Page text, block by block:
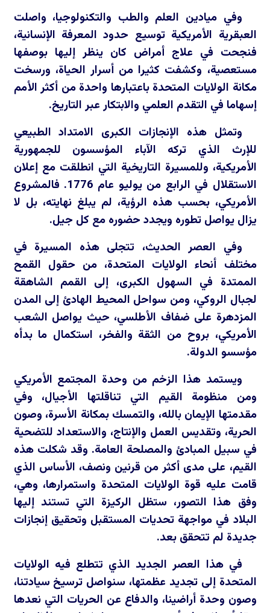
وفي ميادين العلم والطب والتكنولوجيا، واصلت
العبقرية الأمريكية توسيع حدود المعرفة الإنسانية،
فنجحت في علاج أمراض كان ينظر إليها بوصفها
مستعصية، وكشفت كثيرا من أسرار الحياة، ورسخت
مكانة الولايات المتحدة باعتبارها واحدة من أكثر الأمم
إسهاما في التقدم العلمي والابتكار عبر التاريخ.
وتمثل هذه الإنجازات الكبرى الامتداد الطبيعي
للإرث الذي تركه الآباء المؤسسون للجمهورية
الأمريكية، وللمسيرة التاريخية التي انطلقت مع إعلان
الاستقلال في الرابع من يوليو عام 1776. فالمشروع
الأمريكي، بحسب هذه الرؤية، لم يبلغ نهايته، بل لا
يزال يواصل تطوره ويجدد حضوره مع كل جيل.
وفي العصر الحديث، تتجلى هذه المسيرة في
مختلف أنحاء الولايات المتحدة، من حقول القمح
الممتدة في السهول الكبرى، إلى القمم الشاهقة
لجبال الروكي، ومن سواحل المحيط الهادئ إلى المدن
المزدهرة على ضفاف الأطلسي، حيث يواصل الشعب
الأمريكي، بروح من الثقة والفخر، استكمال ما بدأه
مؤسسو الدولة.
ويستمد هذا الزخم من وحدة المجتمع الأمريكي
ومن منظومة القيم التي تناقلتها الأجيال، وفي
مقدمتها الإيمان بالله، والتمسك بمكانة الأسرة، وصون
الحرية، وتقديس العمل والإنتاج، والاستعداد للتضحية
في سبيل المبادئ والمصلحة العامة. وقد شكلت هذه
القيم، على مدى أكثر من قرنين ونصف، الأساس الذي
قامت عليه قوة الولايات المتحدة واستمرارها، وهي،
وفق هذا التصور، ستظل الركيزة التي تستند إليها
البلاد في مواجهة تحديات المستقبل وتحقيق إنجازات
جديدة لم تتحقق بعد.
في هذا العصر الجديد الذي تتطلع فيه الولايات
المتحدة إلى تجديد عظمتها، سنواصل ترسيخ سيادتنا،
وصون وحدة أراضينا، والدفاع عن الحريات التي نعدها